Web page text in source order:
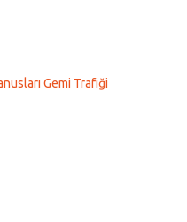
Gemi Trafiği